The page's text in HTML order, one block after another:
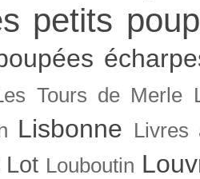
petits
Tours de Merle
Lisbonne
Livres
Lot Louboutin